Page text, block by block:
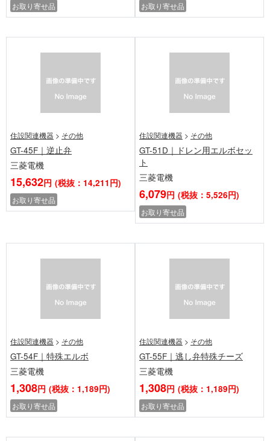
お取り寄せ品 お取り寄せ品
住設関連機器 > その他
GT-45F｜逆止弁
三菱電機
15,632円 (税抜：14,211円)
お取り寄せ品
住設関連機器 > その他
GT-51D｜ドレン用エルボセッ
ト
三菱電機
6,079円 (税抜：5,526円)
お取り寄せ品
住設関連機器 > その他
GT-54F｜特殊エルボ
三菱電機
1,308円 (税抜：1,189円)
お取り寄せ品
住設関連機器 > その他
GT-55F｜逃し弁特殊チーズ
三菱電機
1,308円 (税抜：1,189円)
お取り寄せ品